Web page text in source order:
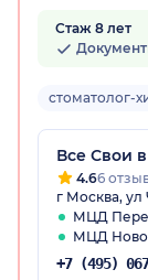
Стаж 8 лет
стоматолог-
Все Свои
4.66
г Москва, ул
МЦД
МЦД